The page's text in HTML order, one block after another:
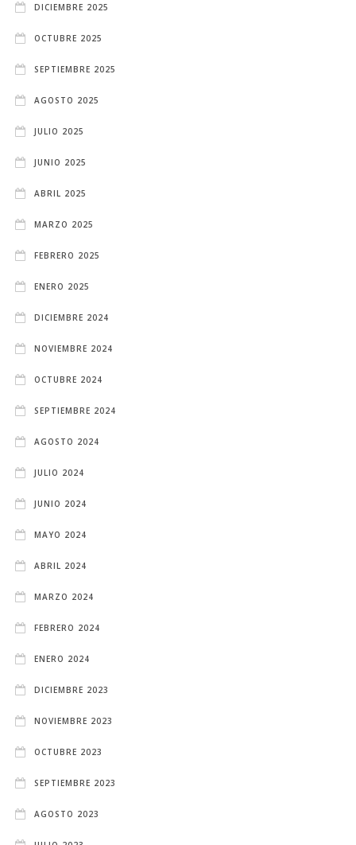
DICIEMBRE 2025
OCTUBRE 2025
SEPTIEMBRE 2025
AGOSTO 2025
JULIO 2025
JUNIO 2025
ABRIL 2025
MARZO 2025
FEBRERO 2025
ENERO 2025
DICIEMBRE 2024
NOVIEMBRE 2024
OCTUBRE 2024
SEPTIEMBRE 2024
AGOSTO 2024
JULIO 2024
JUNIO 2024
MAYO 2024
ABRIL 2024
MARZO 2024
FEBRERO 2024
ENERO 2024
DICIEMBRE 2023
NOVIEMBRE 2023
OCTUBRE 2023
SEPTIEMBRE 2023
AGOSTO 2023